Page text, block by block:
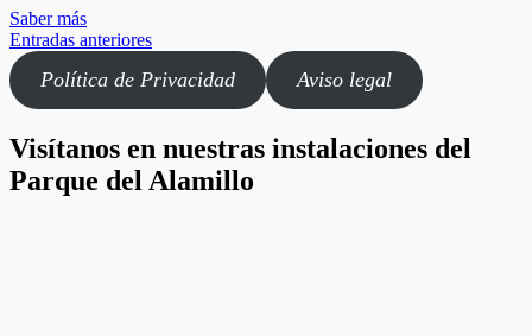
Saber más
Navegación
de
entradas
Entradas anteriores
Política de Privacidad Aviso legal
Visítanos en nuestras instalaciones del
Parque del Alamillo
mientras visitas
nuestro sitio,
aumentas la
posibilidad de
personalizados.